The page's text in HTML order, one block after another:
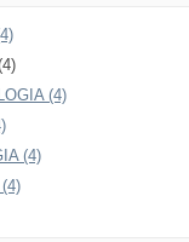
(4)
(4)